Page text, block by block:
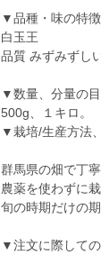
▼品種・味の特徴
白玉王
品質 みずみずし
▼数量、分量の
500g、１キロ。
▼栽培/生産方法
群馬県の畑で丁
農薬を使わずに
旬の時期だけの